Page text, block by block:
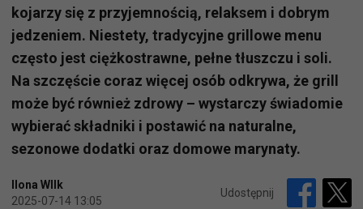
kojarzy się z przyjemnością, relaksem i dobrym
jedzeniem. Niestety, tradycyjne grillowe menu
często jest ciężkostrawne, pełne tłuszczu i soli.
Na szczęście coraz więcej osób odkrywa, że grill
może być również zdrowy – wystarczy świadomie
wybierać składniki i postawić na naturalne,
sezonowe dodatki oraz domowe marynaty.
Ilona WIlk
2025-07-14 13:05
Udostępnij